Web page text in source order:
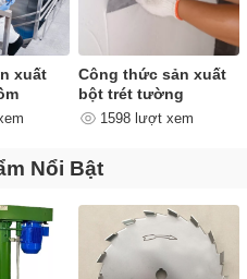
xuất
Công thức sản xuất
bột trét tường
1598 lượt xem
Nổi Bật